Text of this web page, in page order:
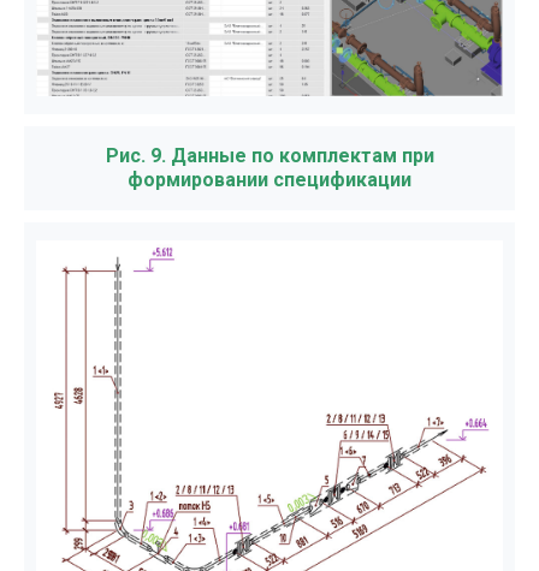
Рис. 9. Данные по комплектам при
формировании спецификации